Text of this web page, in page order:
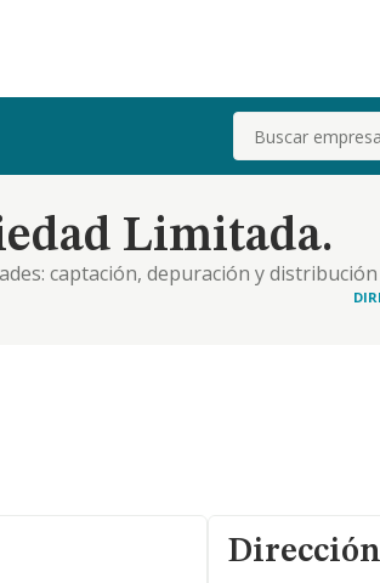
Buscar
Limitada.
captación, depuración y distribución
nacional de actividades económicas